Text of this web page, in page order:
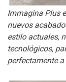
Immagina Plus
nuevos
estilo actuales,
tecnológicos,
perfectamente